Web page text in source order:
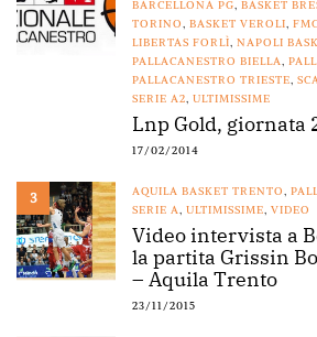
BARCELLONA PG, BASKET
TORINO, BASKET VEROLI,
LIBERTAS FORLÌ, NAPOLI
PALLACANESTRO BIELLA,
PALLACANESTRO TRIESTE,
SERIE A2, ULTIMISSIME
Lnp Gold, giornata
17/02/2014
3 AQUILA BASKET TRENTO,
SERIE A, ULTIMISSIME, VIDEO
Video intervista a
la partita Grissin
– Aquila Trento
23/11/2015